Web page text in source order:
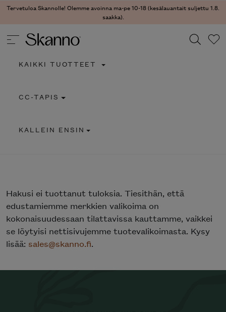
Tervetuloa Skannolle! Olemme avoinna ma-pe 10-18 (kesälauantait suljettu 1.8.
saakka).
Type 2 or more characters for results.
KAIKKI TUOTTEET
CC-TAPIS
KALLEIN ENSIN
Hakusi ei tuottanut tuloksia. Tiesithän, että
edustamiemme merkkien valikoima on
kokonaisuudessaan tilattavissa kauttamme, vaikkei
se löytyisi nettisivujemme tuotevalikoimasta. Kysy
lisää: sales@skanno.fi.